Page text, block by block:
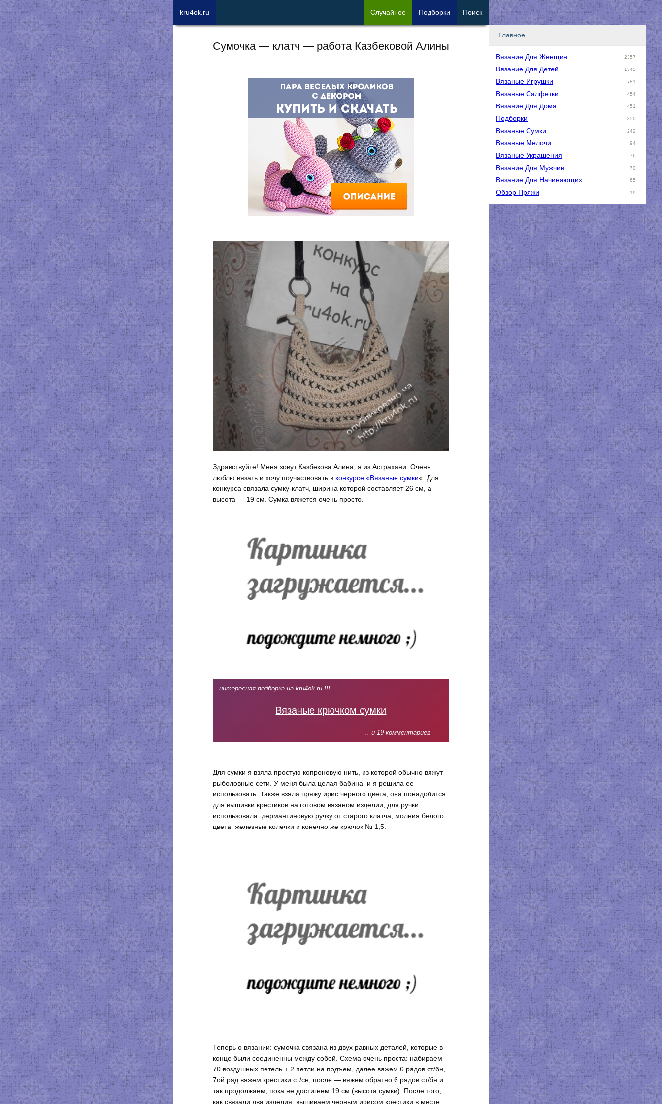
Сумочка — клатч — работа Казбековой Алины
Здравствуйте! Меня зовут Казбекова Алина, я из Астрахани. Очень
люблю вязать и хочу поучаствовать в конкурсе «Вязаные сумки«. Для
конкурса связала сумку-клатч, ширина которой составляет 26 см, а
высота — 19 см. Сумка вяжется очень просто.
интересная подборка на kru4ok.ru !!!
Вязаные крючком сумки
... и 19 комментариев
Для сумки я взяла простую копроновую нить, из которой обычно вяжут
рыболовные сети. У меня была целая бабина, и я решила ее
использовать. Также взяла пряжу ирис черного цвета, она понадобится
для вышивки крестиков на готовом вязаном изделии, для ручки
использовала дермантиновую ручку от старого клатча, молния белого
цвета, железные колечки и конечно же крючок № 1,5.
Теперь о вязании: сумочка связана из двух равных деталей, которые в
конце были соединенны между собой. Схема очень проста: набираем
70 воздушных петель + 2 петли на подъем, далее вяжем 6 рядов ст/бн,
7ой ряд вяжем крестики ст/сн, после — вяжем обратно 6 рядов ст/бн и
так продолжаем, пока не достигнем 19 см (высота сумки). После того,
как связали два изделия, вышиваем черным ирисом крестики в месте,
Главное
Вязание Для Женщин 2357
Вязание Для Детей 1345
Вязаные Игрушки 781
Вязаные Салфетки 454
Вязание Для Дома 451
Подборки 350
Вязаные Сумки 242
Вязаные Мелочи 94
Вязаные Украшения 76
Вязание Для Мужчин 70
Вязание Для Начинающих 65
Обзор Пряжи 19
kru4ok.ru Случайное Подборки Поиск